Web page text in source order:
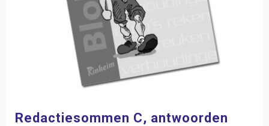
Redactiesommen C, antwoorden